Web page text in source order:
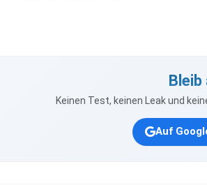
Bleib
Keinen Test, keinen Leak und
Auf